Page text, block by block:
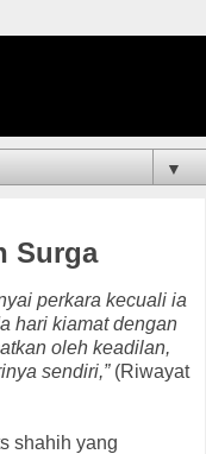
▼
Surga
perkara kecuali ia
hari kiamat dengan
oleh keadilan,
sendiri,”(Riwayat
shahih yang